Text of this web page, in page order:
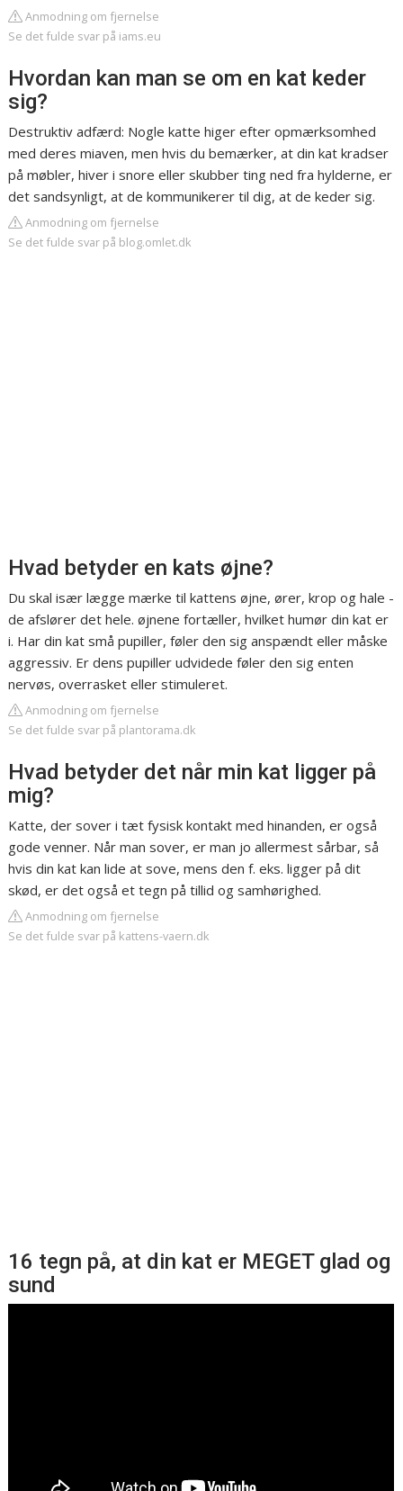
Anmodning om fjernelse
Se det fulde svar på iams.eu
Hvordan kan man se om en kat keder
sig?
Destruktiv adfærd: Nogle katte higer efter opmærksomhed
med deres miaven, men hvis du bemærker, at din kat kradser
på møbler, hiver i snore eller skubber ting ned fra hylderne, er
det sandsynligt, at de kommunikerer til dig, at de keder sig.
Anmodning om fjernelse
Se det fulde svar på blog.omlet.dk
Hvad betyder en kats øjne?
Du skal især lægge mærke til kattens øjne, ører, krop og hale -
de afslører det hele. øjnene fortæller, hvilket humør din kat er
i. Har din kat små pupiller, føler den sig anspændt eller måske
aggressiv. Er dens pupiller udvidede føler den sig enten
nervøs, overrasket eller stimuleret.
Anmodning om fjernelse
Se det fulde svar på plantorama.dk
Hvad betyder det når min kat ligger på
mig?
Katte, der sover i tæt fysisk kontakt med hinanden, er også
gode venner. Når man sover, er man jo allermest sårbar, så
hvis din kat kan lide at sove, mens den f. eks. ligger på dit
skød, er det også et tegn på tillid og samhørighed.
Anmodning om fjernelse
Se det fulde svar på kattens-vaern.dk
16 tegn på, at din kat er MEGET glad og
sund